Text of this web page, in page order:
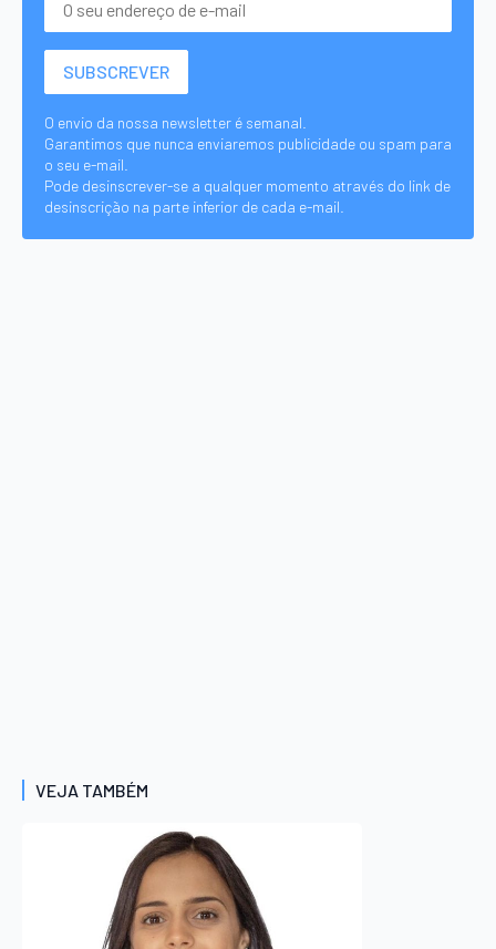
O envio da nossa newsletter é semanal.
Garantimos que nunca enviaremos publicidade ou spam para
o seu e-mail.
Pode desinscrever-se a qualquer momento através do link de
desinscrição na parte inferior de cada e-mail.
VEJA TAMBÉM